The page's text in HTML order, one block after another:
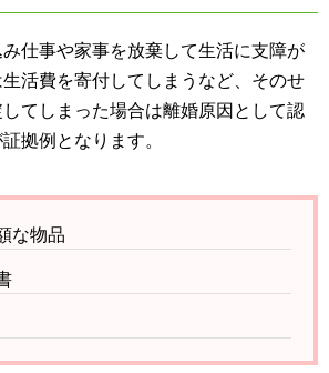
仕事や家事を放棄して生活に支障が
活費を寄付してしまうなど、そのせ
てしまった場合は離婚原因として認
拠例となります。
な物品